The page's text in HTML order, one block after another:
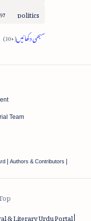
politics
Team
Authors & Contributors
& Literary Urdu Portal |